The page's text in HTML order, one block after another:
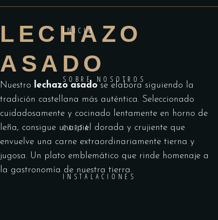
INICIO
SOBRE NOSOTROS
CARTA
INSTALACIONES
LECHAZO
ASADO
Nuestro lechazo asado se elabora siguiendo la
tradición castellana más auténtica. Seleccionado
cuidadosamente y cocinado lentamente en horno de
leña, consigue una piel dorada y crujiente que
envuelve una carne extraordinariamente tierna y
jugosa. Un plato emblemático que rinde homenaje a
la gastronomía de nuestra tierra.